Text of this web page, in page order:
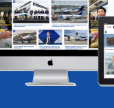
Podcasts